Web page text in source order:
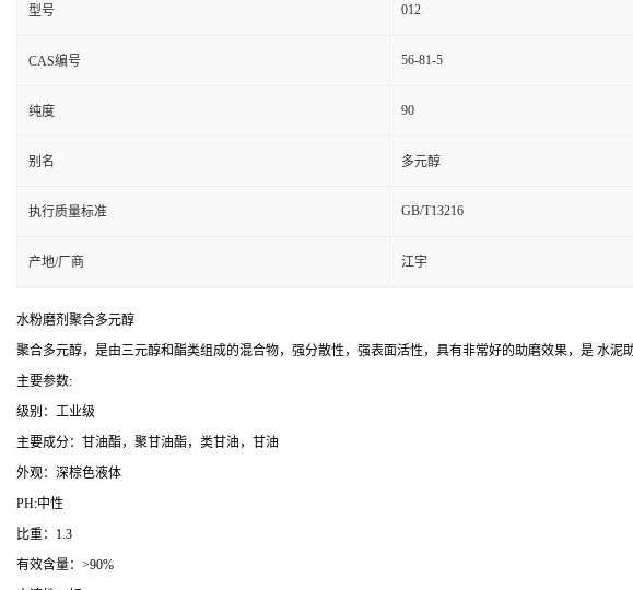
型号 012
CAS编号 56-81-5
纯度 90
别名 多元醇
执行质量标准 GB/T13216
产地/厂商 江宇
水粉磨剂聚合多元醇
聚合多元醇，是由三元醇和酯类组成的混合物，强分散性，强表面活性，具有非常好的助磨效果，是 水
主要参数:
级别：工业级
主要成分：甘油酯，聚甘油酯，类甘油，甘油
外观：深棕色液体
PH:中性
比重：1.3
有效含量：>90%